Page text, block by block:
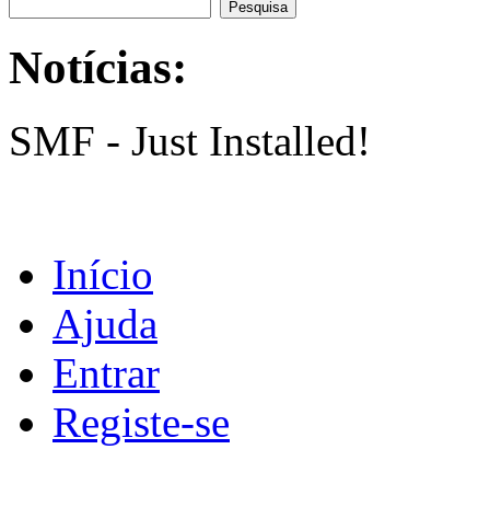
Notícias:
SMF - Just Installed!
Início
Ajuda
Entrar
Registe-se